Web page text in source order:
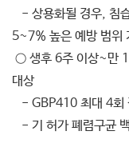
- 상용화될 경우, 침
5~7% 높은 예방 범위
○ 생후 6주 이상~만
대상
- GBP410 최대 4회
- 기 허가 폐렴구균